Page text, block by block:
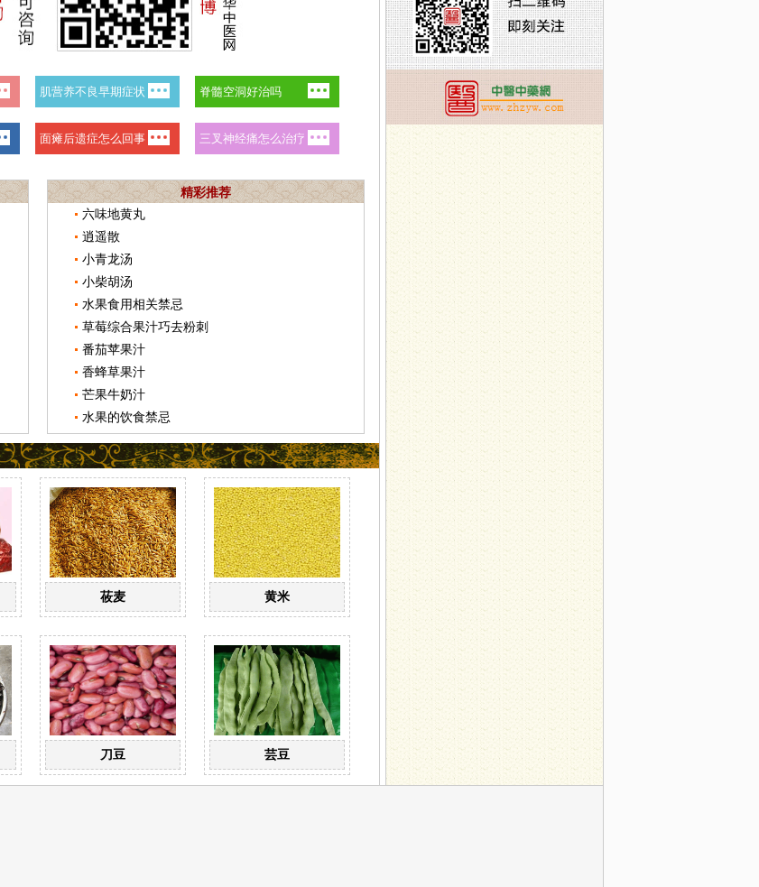
精彩推荐
六味地黄丸
逍遥散
小青龙汤
小柴胡汤
水果食用相关禁忌
草莓综合果汁巧去粉刺
番茄苹果汁
香蜂草果汁
芒果牛奶汁
水果的饮食禁忌
莜麦 黄米
刀豆 芸豆